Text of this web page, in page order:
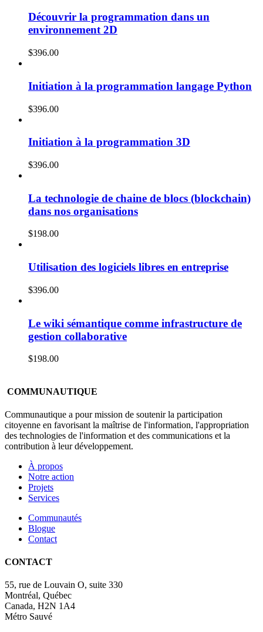
Découvrir la programmation dans un
environnement 2D
$396.00
Initiation à la programmation langage Python
$396.00
Initiation à la programmation 3D
$396.00
La technologie de chaine de blocs (blockchain)
dans nos organisations
$198.00
Utilisation des logiciels libres en entreprise
$396.00
Le wiki sémantique comme infrastructure de
gestion collaborative
$198.00
COMMUNAUTIQUE
Communautique a pour mission de soutenir la participation
citoyenne en favorisant la maîtrise de l'information, l'appropriation
des technologies de l'information et des communications et la
contribution à leur développement.
À propos
Notre action
Projets
Services
Communautés
Blogue
Contact
CONTACT
55, rue de Louvain O, suite 330
Montréal, Québec
Canada, H2N 1A4
Métro Sauvé